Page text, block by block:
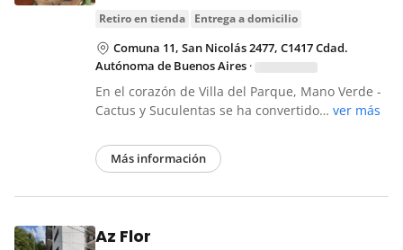
retiro en tienda entrega a domicilio
Comuna 11, San Nicolás 2477, C1417 Cdad.
Autónoma de Buenos Aires ·
En el corazón de Villa del Parque, Mano Verde -
Cactus y Suculentas se ha convertido… ver más
Más información
Az Flor